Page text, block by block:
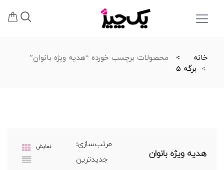
خانه
محصولات برچسب خورده “هدیه ویژه بانوان”
برگه 5
هدیه ویژه بانوان
مرتب‌سازی: نمایش